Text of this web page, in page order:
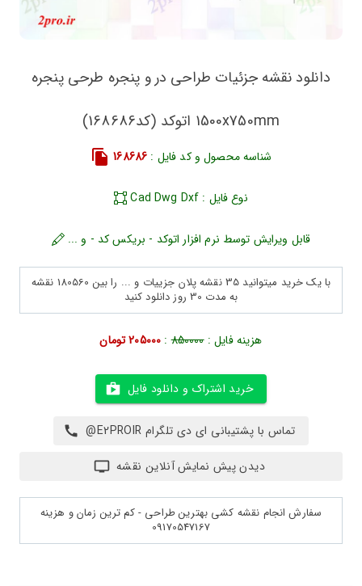
دانلود نقشه جزئیات طراحی در و پنجره طرحی پنجره
1500x750mm اتوکد (کد168686)
شناسه محصول و کد فایل : 168686
نوع فایل : Cad Dwg Dxf
قابل ویرایش توسط نرم افزار اتوکد - بریکس کد - و ...
با یک خرید میتوانید 35 نقشه پلان جزییات و ... را بین 180560 نقشه
به مدت 30 روز دانلود کنید
هزینه فایل :850000
: 205000 تومان
خرید اشتراک و دانلود فایل
تماس با پشتیبانی ای دی تلگرام E2PROIR@
دیدن پیش نمایش آنلاین نقشه
سفارش انجام نقشه کشی بهترین طراحی - کم ترین زمان و هزینه
09170547167